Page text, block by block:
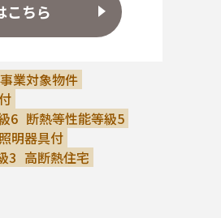
こちら
業対象物件
6 断熱等性能等級5
照明器具付
3 高断熱住宅